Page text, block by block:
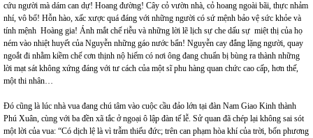
cứu người mà dám can dự! Hoang đường! Cây cỏ vườn nhà, cỏ hoang ngoài bãi, thực nhảm
nhí, vô bổ! Hỗn hào, xấc xược quá đáng với những người có sứ mệnh bảo vệ sức khỏe và
tính mệnh Hoàng gia! Ánh mắt chế riễu và những lời lẽ lịch sự che dấu sự miệt thị của họ
ném vào nhiệt huyết của Nguyễn những gáo nước bẩn! Nguyễn cay đắng lặng người, quay
ngoắt đi nhằm kiềm chế cơn thịnh nộ hiếm có nơi ông đang chuẩn bị bùng ra thành những
lời mạt sát không xứng đáng với tư cách của một sĩ phu hàng quan chức cao cấp, hơn thế,
một thi nhân…
Đó cũng là lúc nhà vua đang chú tâm vào cuộc cầu đảo lớn tại đàn Nam Giao Kinh thành
Phú Xuân, cùng với ba đền xã tắc ở ngoại ô lập đàn tế lễ. Sử quan đã chép lại không sai sót
một lời của vua: “Có dịch lệ là vì trẫm thiếu đức; trên can phạm hòa khí của trời, bốn phương